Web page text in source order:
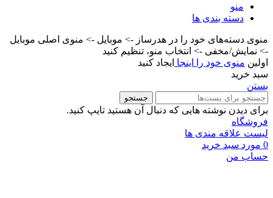
منو
دسته بندی ها
منوی دسته‌های خود را در هدرساز -> موبایل -> منوی اصلی موبایل
-> نمایش/مخفی -> انتخاب منو، تنظیم کنید
اولین منوی خود را اینجا ایجاد کنید
سبد خرید
بستن
جستجو
برای دیدن نوشته هایی که دنبال آن هستید تایپ کنید.
فروشگاه
لیست علاقه مندی ها
0 مورد سبد خرید
حساب من